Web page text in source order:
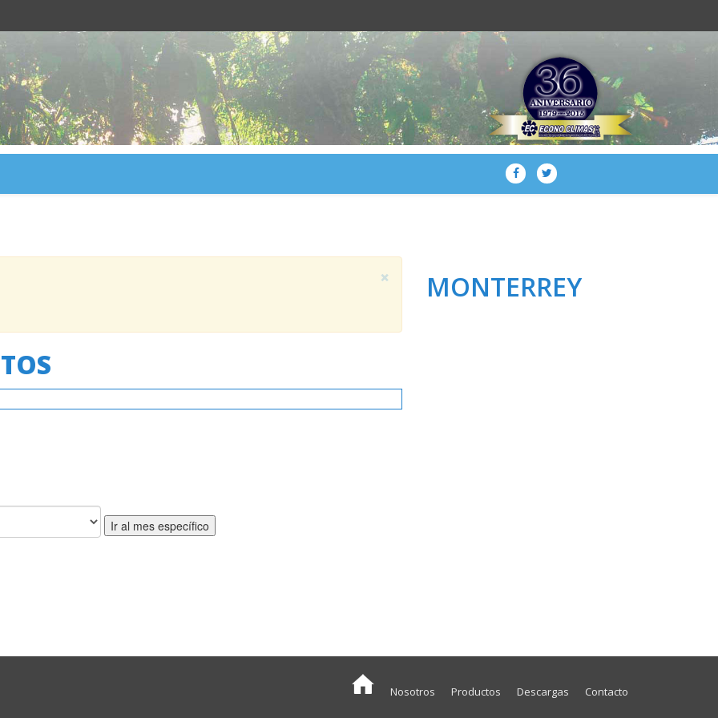
×
Ir al mes específico
MONTERREY
Nosotros Productos Descargas Contacto